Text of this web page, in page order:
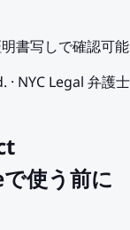
書写しで確認可能
· NYC Legal 弁護士
使う前に